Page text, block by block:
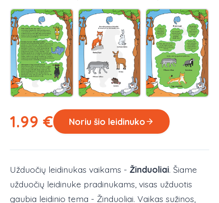
1.99 € Noriu šio leidinuko
Užduočių leidinukas vaikams - Žinduoliai. Šiame
užduočių leidinuke pradinukams, visas užduotis
gaubia leidinio tema - Žinduoliai. Vaikas sužinos,